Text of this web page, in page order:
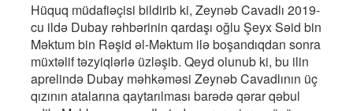
Hüquq müdafiəçisi bildirib ki, Zeynəb Cavadlı 2019-
cu ildə Dubay rəhbərinin qardaşı oğlu Şeyx Səid bin
Məktum bin Rəşid əl-Məktum ilə boşandıqdan sonra
müxtəlif təzyiqlərlə üzləşib. Qeyd olunub ki, bu ilin
aprelində Dubay məhkəməsi Zeynəb Cavadlının üç
qızının atalarına qaytarılması barədə qərar qəbul